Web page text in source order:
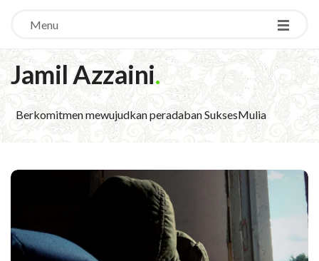
Menu
Jamil Azzaini.
Berkomitmen mewujudkan peradaban SuksesMulia